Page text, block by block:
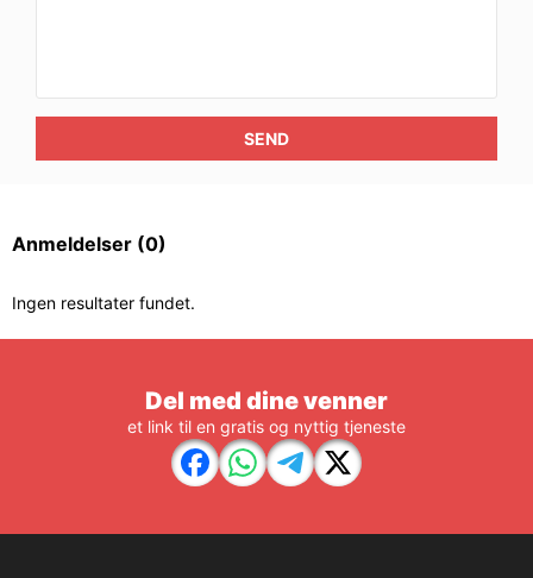
SEND
Anmeldelser (0)
Ingen resultater fundet.
Del med dine venner
et link til en gratis og nyttig tjeneste